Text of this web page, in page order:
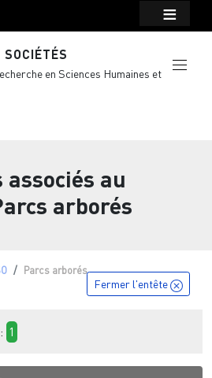
en Sciences Humaines et
associés au
arborés
Parcs arborés
Fermer l'entête
1